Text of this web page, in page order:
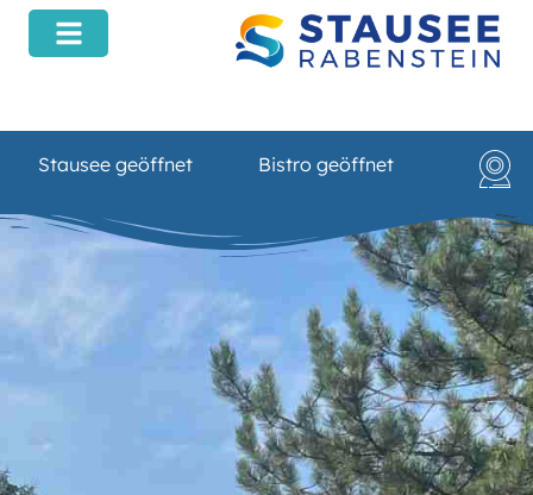
springen
Stausee geöffnet Bistro geöffnet